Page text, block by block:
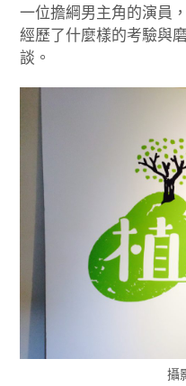
一位擔綱男主角的演員
經歷了什麼樣的考驗與
談。
攝